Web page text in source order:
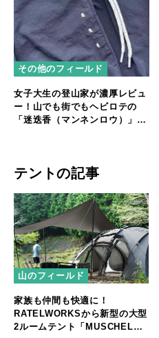
その他のフィールド
女子大生の登山家が濃厚レビュ
ー！山でも街でもヘビロテの
「迷迭香（マンネンロウ）」ナ
テントの記事
山のフィールド
家族も仲間も快適に！
RATELWORKSから新型の大型
2ルームテント「MUSCHEL」